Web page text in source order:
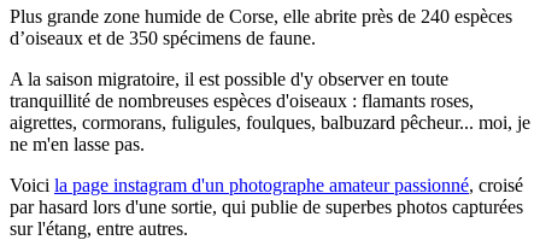
Plus grande zone humide de Corse, elle abrite près de 240 espèces
d’oiseaux et de 350 spécimens de faune.
A la saison migratoire, il est possible d'y observer en toute
tranquillité de nombreuses espèces d'oiseaux : flamants roses,
aigrettes, cormorans, fuligules, foulques, balbuzard pêcheur... moi, je
ne m'en lasse pas.
Voici la page instagram d'un photographe amateur passionné, croisé
par hasard lors d'une sortie, qui publie de superbes photos capturées
sur l'étang, entre autres.